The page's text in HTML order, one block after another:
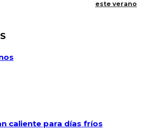
este verano
caliente para días fríos